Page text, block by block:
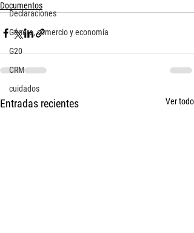
Declaraciones
Género, comercio y economía
G20
CRM
cuidados
Documentos
Entradas recientes Ver todo